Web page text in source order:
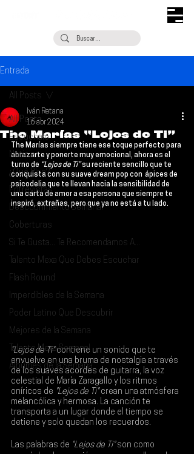
Entrada
All Posts
Escúchalo
Noticias
¿Qué Plan?
Entrevistas
Descubrimiento Semanal
Coberturas
Si Te Gusta... Te Recomendamos A...
Talento Mexa Que Debes Escuchar
Flash Round
Imperdibles de la Semana
Poder Latino Que Descubrir
Mejores de la Semana
Talento Mexa Semanal
Álbumes de la Semana
All Posts
The Marías “Lejos de Ti”
Iván Retana
16 abr 2024
The Marías siempre tiene ese toque perfecto para
abrazarte y ponerte muy emocional, ahora es el
turno de “Lejos de Ti” su reciente sencillo que te
conquista con su suave dream pop con  ápices de
psicodelia que te llevan hacia la sensibilidad de
una carta de amor a esa persona que siempre te
inspiró, extrañas, pero que ya no está a tu lado.
“Lejos de Ti" contiene un sonido que te
envuelve en una bruma de nostalgia a través
de los suaves acordes de guitarra, la voz
celestial de María Zaragallo y los ritmos
oníricos de "Lejos de Ti" crean una atmósfera
melancólica y hermosa. La canción te
transporta a un lugar donde el tiempo se
detiene y solo quedan los recuerdos.
Las palabras de "Lejos de Ti" son como